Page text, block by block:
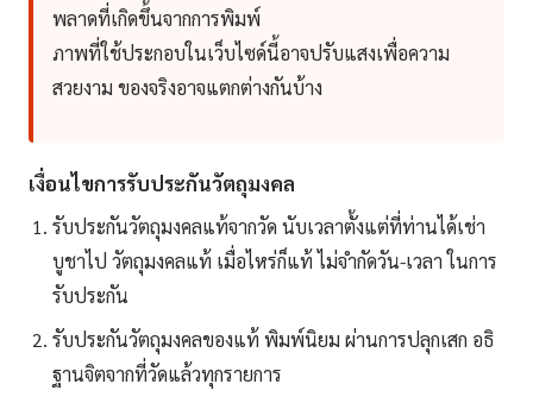
พลาดที่เกิดขึ้นจากการพิมพ์
ภาพที่ใช้ประกอบในเว็บไซด์นี้อาจปรับแสงเพื่อความ
สวยงาม ของจริงอาจแตกต่างกันบ้าง
เงื่อนไขการรับประกันวัตถุมงคล
รับประกันวัตถุมงคลแท้จากวัด นับเวลาตั้งแต่ที่ท่านได้เช่า
บูชาไป วัตถุมงคลแท้ เมื่อไหร่ก็แท้ ไม่จำกัดวัน-เวลา ในการ
รับประกัน
รับประกันวัตถุมงคลของแท้ พิมพ์นิยม ผ่านการปลุกเสก อธิ
ฐานจิตจากที่วัดแล้วทุกรายการ